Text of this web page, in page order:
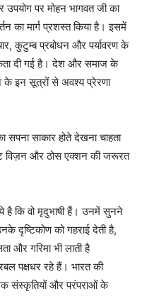
पर मोहन भागवत जी का
का मार्ग प्रशस्त किया है। इसमें
कुटुम्ब प्रबोधन और पर्यावरण के
दी गई है। देश और समाज के
के इन सूत्रों से अवश्य प्रेरणा
सपना साकार होते देखना चाहता
विज़न और ठोस एक्शन की जरूरत
है कि वो मृदुभाषी हैं। उनमें सुनने
दृष्टिकोण को गहराई देती है,
और गरिमा भी लाती है
पक्षधर रहे हैं। भारत की
संस्कृतियों और परंपराओं के